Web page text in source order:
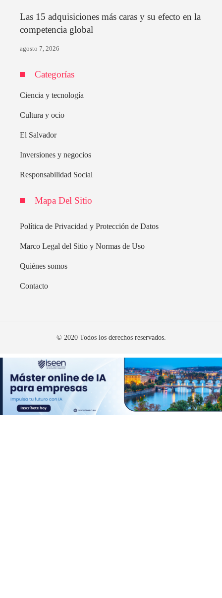
Las 15 adquisiciones más caras y su efecto en la
competencia global
agosto 7, 2026
Categorías
Ciencia y tecnología
Cultura y ocio
El Salvador
Inversiones y negocios
Responsabilidad Social
Mapa Del Sitio
Política de Privacidad y Protección de Datos
Marco Legal del Sitio y Normas de Uso
Quiénes somos
Contacto
© 2020 Todos los derechos reservados.